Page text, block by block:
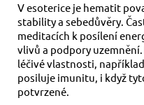
V esoterice je hematit
stability a sebedůvěry.
meditacích k posílení
vlivů a podpory
léčivé vlastnosti,
posiluje imunitu, i když
potvrzené.